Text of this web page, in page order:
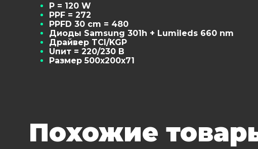
P = 120 W
PPF = 272
PPFD 30 cm = 480
Диоды Samsung 301h + Lumileds 660 nm
Драйвер TCI/KGP
Uпит = 220/230 В
Размер 500х200х71
Похожие